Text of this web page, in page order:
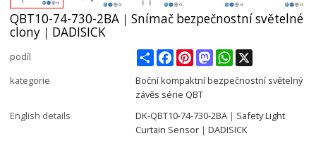
QBT10-74-730-2BA｜Snímač bezpečnostní světelné
clony｜DADISICK
podíl ShareFacebookPinterestMastodonWhatsApp
kategorie
Boční kompaktní bezpečnostní světelný
závěs série QBT
English details
DK-QBT10-74-730-2BA｜Safety Light
Curtain Sensor｜DADISICK